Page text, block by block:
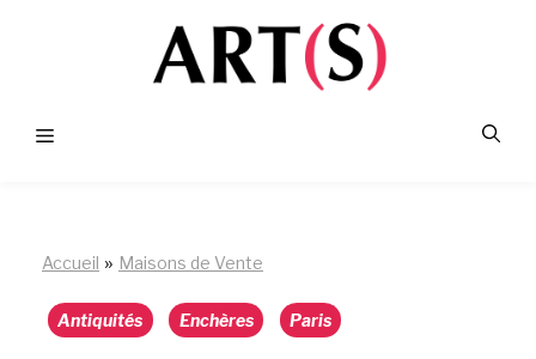
Accueil » Maisons de Vente
Antiquités Enchères Paris